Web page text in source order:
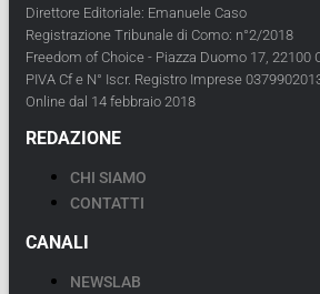
Direttore Editoriale: Emanuele Caso
Registrazione Tribunale di Como: n°2/2018
Freedom of Choice - Piazza Duomo 17, 22100
PIVA Cf e N° Iscr. Registro Imprese
Online dal 14 febbraio 2018
REDAZIONE
CHI SIAMO
CONTATTI
CANALI
NEWSLAB